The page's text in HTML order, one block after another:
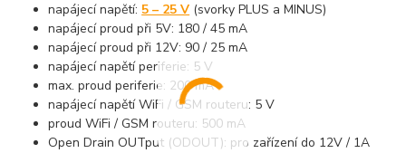
napájecí napětí: 5 – 25 V (svorky PLUS a MINUS)
napájecí proud při 5V: 180 / 45 mA
napájecí proud při 12V: 90 / 25 mA
napájecí napětí periferie: 5 V
max. proud periferie: 200 mA
napájecí napětí WiFi / GSM routeru: 5 V
proud WiFi / GSM routeru: 500 mA
Open Drain OUTput (ODOUT): pro zařízení do 12V / 1A